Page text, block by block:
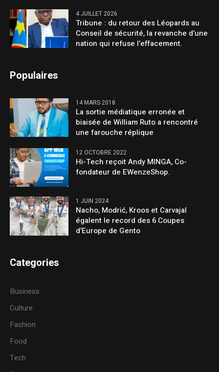
4 JUILLET 2026
Tribune : du retour des Léopards au
Conseil de sécurité, la revanche d’une
nation qui refuse l’effacement.
Populaires
14 MARS 2018
La sortie médiatique erronée et
biaisée de William Ruto a rencontré
une farouche réplique
12 OCTOBRE 2022
Hi-Tech reçoit Andy MINGA, Co-
fondateur de EWenzeShop.
1 JUIN 2024
Nacho, Modrić, Kroos et Carvajal
égalent le record des 6 Coupes
d’Europe de Gento
Categories
Business
Culture
Fashion
Food
Tech